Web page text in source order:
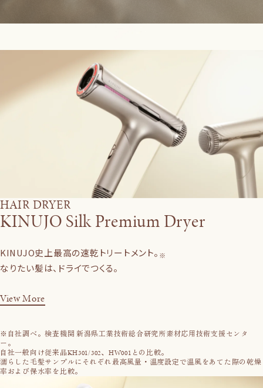
HAIR DRYER
KINUJO Silk Premium Dryer
KINUJO史上最高の速乾トリートメント。 ※
なりたい髪は、ドライでつくる。
View More
※自社調べ。検査機関 新潟県工業技術総合研究所素材応用技術支援センタ
ー。
自社一般向け従来品KH301/302、HW001との比較。
濡らした毛髪サンプルにそれぞれ最高風量・温度設定で温風をあてた際の乾燥
率および保水率を比較。